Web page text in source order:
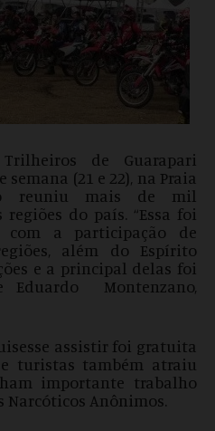
de Guarapari
(21 e 22), na Praia
reuniu mais de mil
do país. “Essa foi
com a participação de
além do Espírito
e a principal delas foi
Eduardo Montenzano,
assistir foi gratuita
turistas também atraiu
importante trabalho
Narcóticos Anônimos.